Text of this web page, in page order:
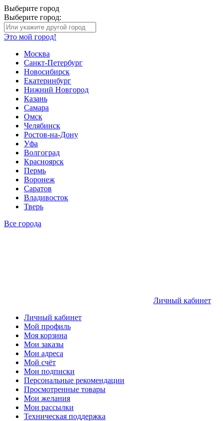
Выберите город
Выберите город:
Это мой город!
Москва
Санкт-Петербург
Новосибирск
Екатеринбург
Нижний Новгород
Казань
Самара
Омск
Челябинск
Ростов-на-Дону
Уфа
Волгоград
Красноярск
Пермь
Воронеж
Саратов
Владивосток
Тверь
Все города
Личный кабинет
Личный кабинет
Мой профиль
Моя корзина
Мои заказы
Мои адреса
Мой счёт
Мои подписки
Персональные рекомендации
Просмотренные товары
Мои желания
Мои рассылки
Техническая поддержка